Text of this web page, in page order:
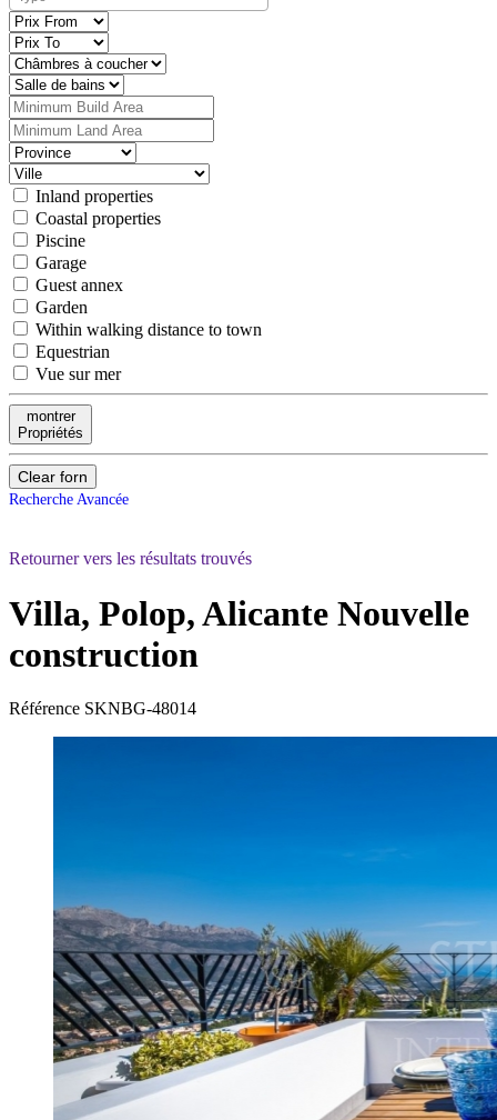
Inland properties
Coastal properties
Piscine
Garage
Guest annex
Garden
Within walking distance to town
Equestrian
Vue sur mer
montrer
Propriétés
Clear forn
Recherche Avancée
Retourner vers les résultats trouvés
Villa, Polop, Alicante Nouvelle
construction
Référence SKNBG-48014